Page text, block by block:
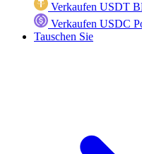
Verkaufen USDT
Verkaufen USDC
Tauschen Sie